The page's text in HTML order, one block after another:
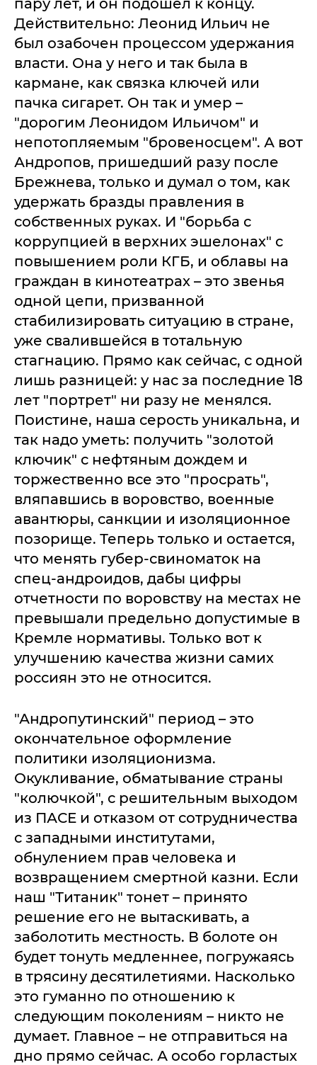
пару лет, и он подошел к концу.
Действительно: Леонид Ильич не
был озабочен процессом удержания
власти. Она у него и так была в
кармане, как связка ключей или
пачка сигарет. Он так и умер –
"дорогим Леонидом Ильичом" и
непотопляемым "бровеносцем". А вот
Андропов, пришедший разу после
Брежнева, только и думал о том, как
удержать бразды правления в
собственных руках. И "борьба с
коррупцией в верхних эшелонах" с
повышением роли КГБ, и облавы на
граждан в кинотеатрах – это звенья
одной цепи, призванной
стабилизировать ситуацию в стране,
уже свалившейся в тотальную
стагнацию. Прямо как сейчас, с одной
лишь разницей: у нас за последние 18
лет "портрет" ни разу не менялся.
Поистине, наша серость уникальна, и
так надо уметь: получить "золотой
ключик" с нефтяным дождем и
торжественно все это "просрать",
вляпавшись в воровство, военные
авантюры, санкции и изоляционное
позорище. Теперь только и остается,
что менять губер-свиноматок на
спец-андроидов, дабы цифры
отчетности по воровству на местах не
превышали предельно допустимые в
Кремле нормативы. Только вот к
улучшению качества жизни самих
россиян это не относится.
"Андропутинский" период – это
окончательное оформление
политики изоляционизма.
Окукливание, обматывание страны
"колючкой", с решительным выходом
из ПАСЕ и отказом от сотрудничества
с западными институтами,
обнулением прав человека и
возвращением смертной казни. Если
наш "Титаник" тонет – принято
решение его не вытаскивать, а
заболотить местность. В болоте он
будет тонуть медленнее, погружаясь
в трясину десятилетиями. Насколько
это гуманно по отношению к
следующим поколениям – никто не
думает. Главное – не отправиться на
дно прямо сейчас. А особо горластых